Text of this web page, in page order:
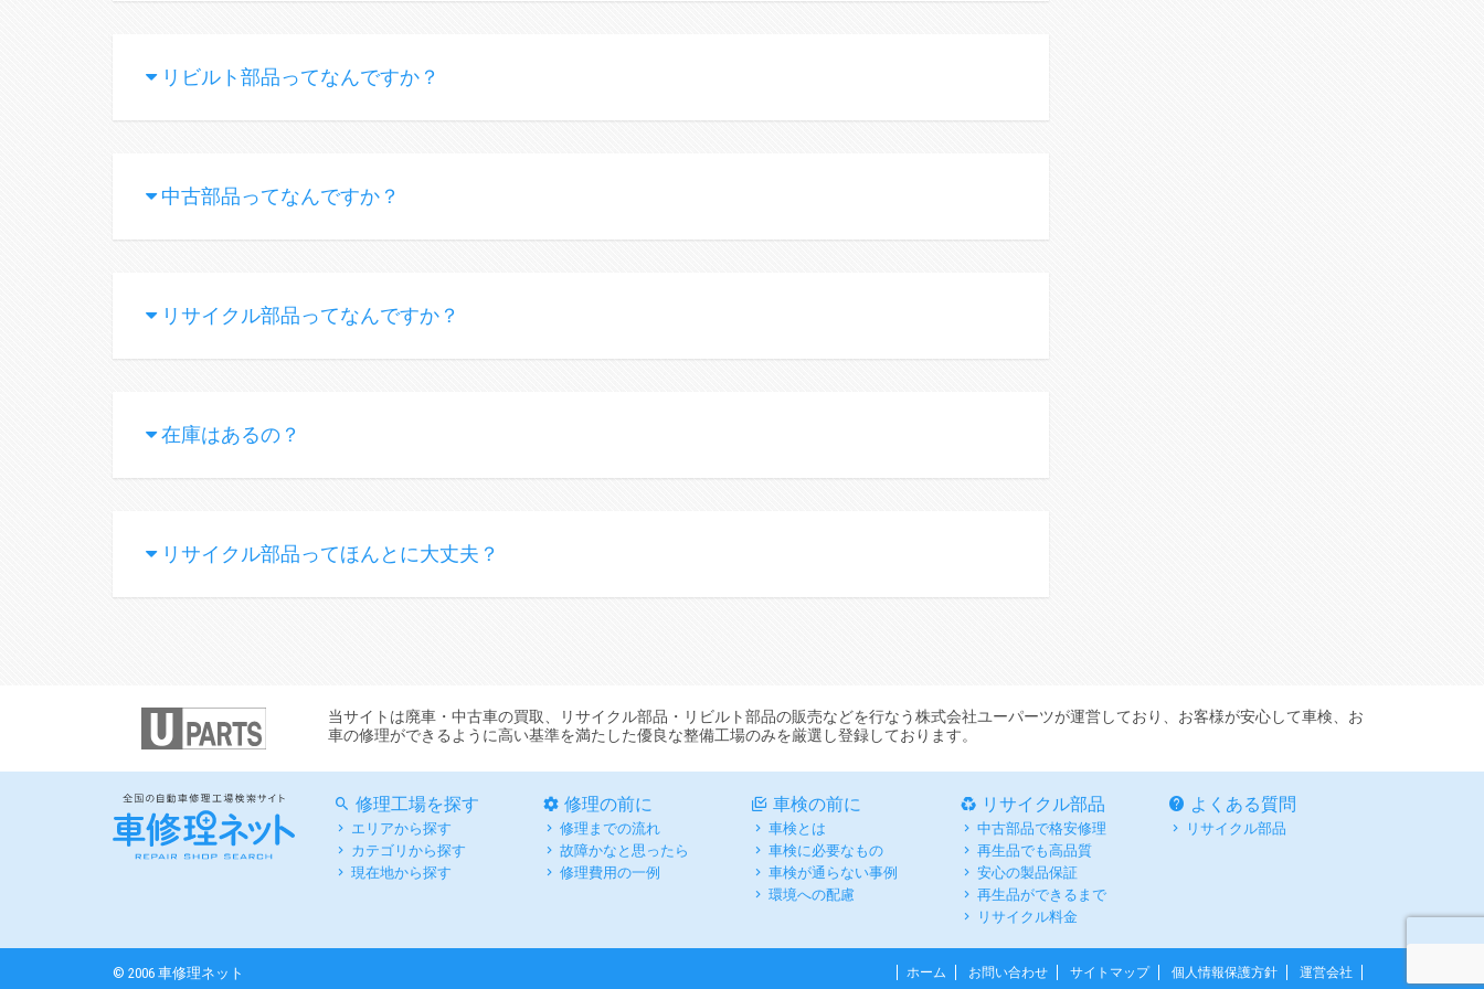
リビルト部品ってなんですか？
中古部品ってなんですか？
リサイクル部品ってなんですか？
在庫はあるの？
リサイクル部品ってほんとに大丈夫？
当サイトは廃車・中古車の買取、リサイクル部品・リビルト部品の販売などを行なう株式会社ユーパーツが運営しており、お客様が安心して車検、お
車の修理ができるように高い基準を満たした優良な整備工場のみを厳選し登録しております。
修理工場を探す
エリアから探す
カテゴリから探す
現在地から探す
修理の前に
修理までの流れ
故障かなと思ったら
修理費用の一例
車検の前に
車検とは
車検に必要なもの
車検が通らない事例
環境への配慮
リサイクル部品
中古部品で格安修理
再生品でも高品質
安心の製品保証
再生品ができるまで
リサイクル料金
よくある質問
リサイクル部品
© 2006 車修理ネット ホーム お問い合わせ サイトマップ 個人情報保護方針 運営会社